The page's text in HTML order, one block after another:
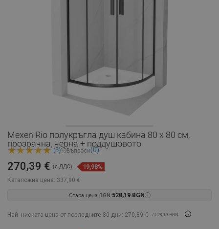
Mexen Rio полукръгла душ кабина 80 x 80 см,
прозрачна, черна + поддушовото
(3) Въпроси(0)
Каталожна цена: 337,90 €
270,39 € (с ДДС) 19,98%
Стара цена BGN:528,19 BGN
Най -ниската цена от последните 30 дни: 270,39 € / 528,19 BGN